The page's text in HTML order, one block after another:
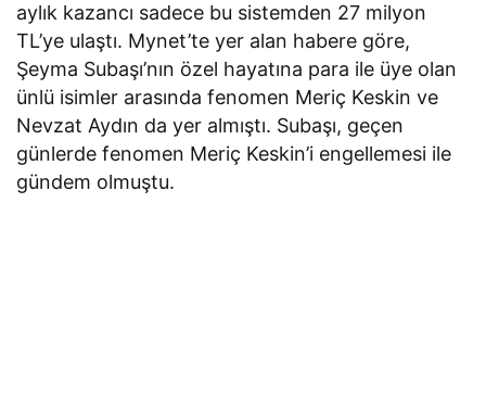
aylık kazancı sadece bu sistemden 27 milyon
TL’ye ulaştı. Mynet’te yer alan habere göre,
Şeyma Subaşı’nın özel hayatına para ile üye olan
ünlü isimler arasında fenomen Meriç Keskin ve
Nevzat Aydın da yer almıştı. Subaşı, geçen
günlerde fenomen Meriç Keskin’i engellemesi ile
gündem olmuştu.